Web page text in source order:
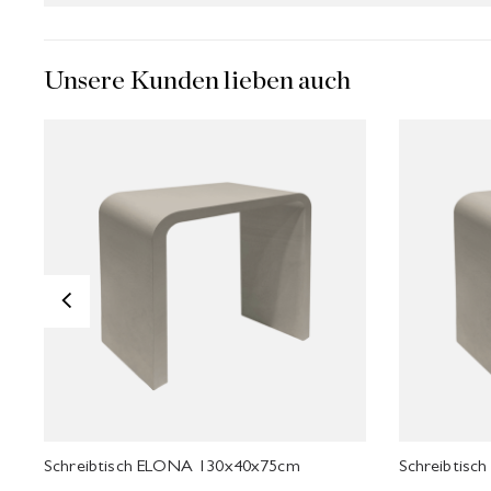
Unsere Kunden lieben auch
Schreibtisch ELONA 130x40x75cm
<